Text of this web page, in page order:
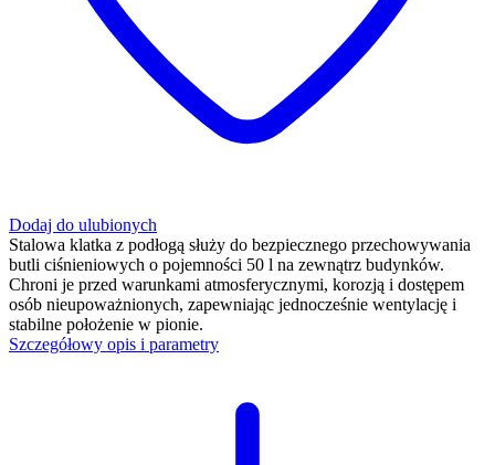
Dodaj do ulubionych
Stalowa klatka z podłogą służy do bezpiecznego przechowywania
butli ciśnieniowych o pojemności 50 l na zewnątrz budynków.
Chroni je przed warunkami atmosferycznymi, korozją i dostępem
osób nieupoważnionych, zapewniając jednocześnie wentylację i
stabilne położenie w pionie.
Szczegółowy opis i parametry